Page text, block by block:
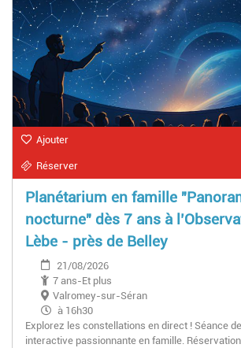
Ajouter
Réserver
Planétarium en famille
nocturne" dès 7 ans à
Lèbe - près de Belley
21/08/2026
7 ans-Et plus
Valromey-sur-Séran
à 16h30
Explorez les constellations en direct ! Séance
interactive passionnante en famille.